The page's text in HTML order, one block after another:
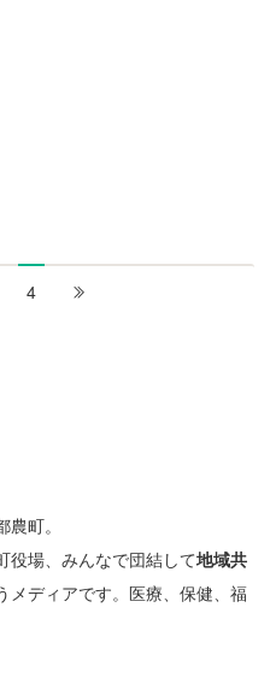
4
町。
役場、みんなで団結して地域共
ディアです。 医療、保健、福